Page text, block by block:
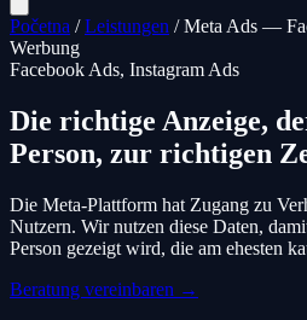
Početna / Leistungen / Meta Ads —
Werbung
Facebook Ads, Instagram Ads
Die richtige Anzeige,
Person, zur richtigen
Die Meta-Plattform hat Zugang zu
Nutzern. Wir nutzen diese Daten,
Person gezeigt wird, die am ehesten
Beratung vereinbaren →